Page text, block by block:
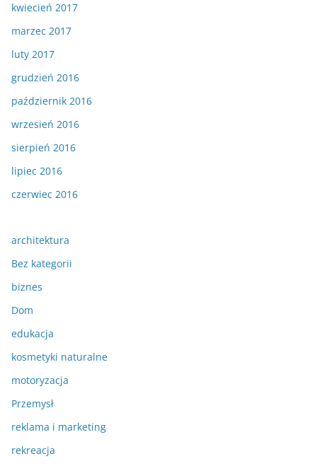
kwiecień 2017
marzec 2017
luty 2017
grudzień 2016
październik 2016
wrzesień 2016
sierpień 2016
lipiec 2016
czerwiec 2016
architektura
Bez kategorii
biznes
Dom
edukacja
kosmetyki naturalne
motoryzacja
Przemysł
reklama i marketing
rekreacja